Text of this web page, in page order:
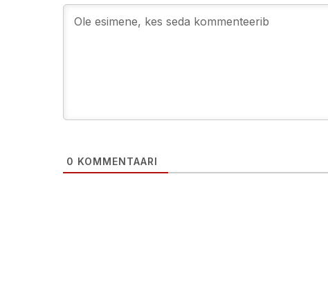
0 KOMMENTAARI